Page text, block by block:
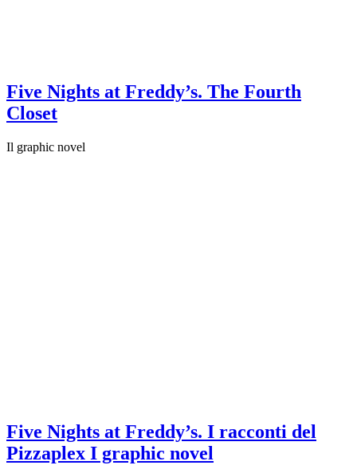
Five Nights at Freddy’s. The Fourth
Closet
Il graphic novel
Five Nights at Freddy’s. I racconti del
Pizzaplex I graphic novel